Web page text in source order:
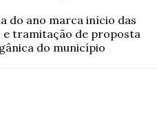
do ano marca início das
e tramitação de proposta
do município